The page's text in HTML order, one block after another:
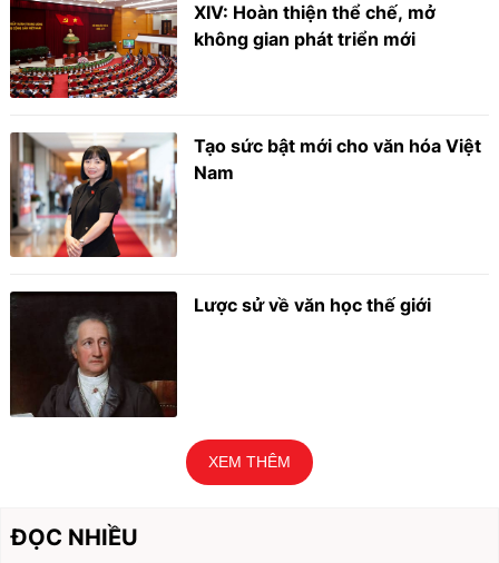
XIV: Hoàn thiện thể chế, mở
không gian phát triển mới
Tạo sức bật mới cho văn hóa Việt
Nam
Lược sử về văn học thế giới
XEM THÊM
ĐỌC NHIỀU